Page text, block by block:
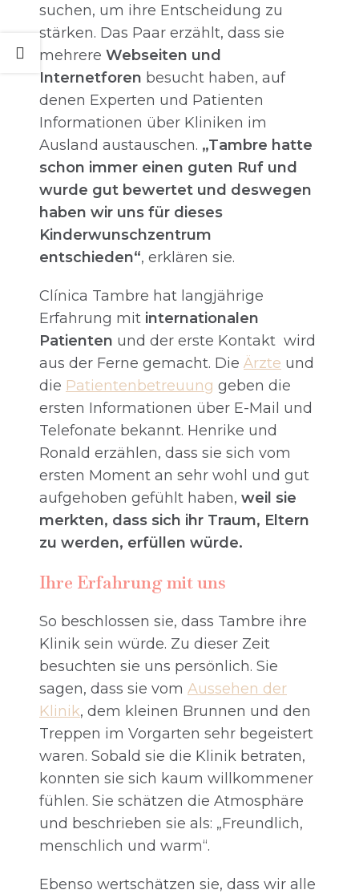
suchen, um ihre Entscheidung zu
stärken. Das Paar erzählt, dass sie
mehrere Webseiten und
Internetforen besucht haben, auf
denen Experten und Patienten
Informationen über Kliniken im
Ausland austauschen. „Tambre hatte
schon immer einen guten Ruf und
wurde gut bewertet und deswegen
haben wir uns für dieses
Kinderwunschzentrum
entschieden“, erklären sie.
Clínica Tambre hat langjährige
Erfahrung mit internationalen
Patienten und der erste Kontakt wird
aus der Ferne gemacht. Die Ärzte und
die Patientenbetreuung geben die
ersten Informationen über E-Mail und
Telefonate bekannt. Henrike und
Ronald erzählen, dass sie sich vom
ersten Moment an sehr wohl und gut
aufgehoben gefühlt haben, weil sie
merkten, dass sich ihr Traum, Eltern
zu werden, erfüllen würde.
Ihre Erfahrung mit uns
So beschlossen sie, dass Tambre ihre
Klinik sein würde. Zu dieser Zeit
besuchten sie uns persönlich. Sie
sagen, dass sie vom Aussehen der
Klinik, dem kleinen Brunnen und den
Treppen im Vorgarten sehr begeistert
waren. Sobald sie die Klinik betraten,
konnten sie sich kaum willkommener
fühlen. Sie schätzen die Atmosphäre
und beschrieben sie als: „Freundlich,
menschlich und warm“.
Ebenso wertschätzen sie, dass wir alle